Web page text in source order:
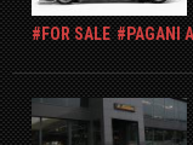
FOR SALE PAGANI